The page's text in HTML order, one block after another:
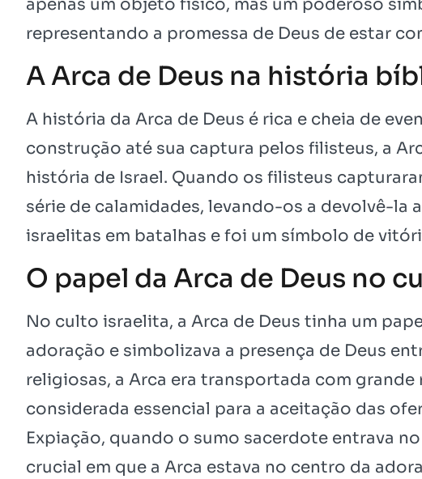
apenas um objeto físico, mas um poderoso
representando a promessa de Deus de estar
A Arca de Deus na história
A história da Arca de Deus é rica e cheia de
construção até sua captura pelos filisteus, a
história de Israel. Quando os filisteus
série de calamidades, levando-os a devolvê-la
israelitas em batalhas e foi um símbolo de
O papel da Arca de Deus no
No culto israelita, a Arca de Deus tinha um
adoração e simbolizava a presença de Deus
religiosas, a Arca era transportada com grande
considerada essencial para a aceitação das
Expiação, quando o sumo sacerdote entrava
crucial em que a Arca estava no centro da